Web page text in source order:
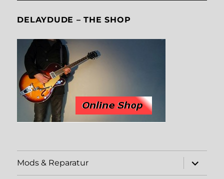
DELAYDUDE – THE SHOP
Mods & Reparatur
öffnen